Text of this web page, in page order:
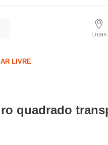
Lojas
LIVRE
quadrado